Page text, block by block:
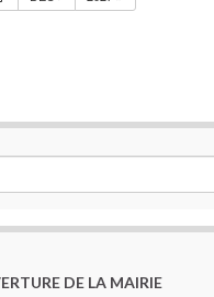
DE LA MAIRIE